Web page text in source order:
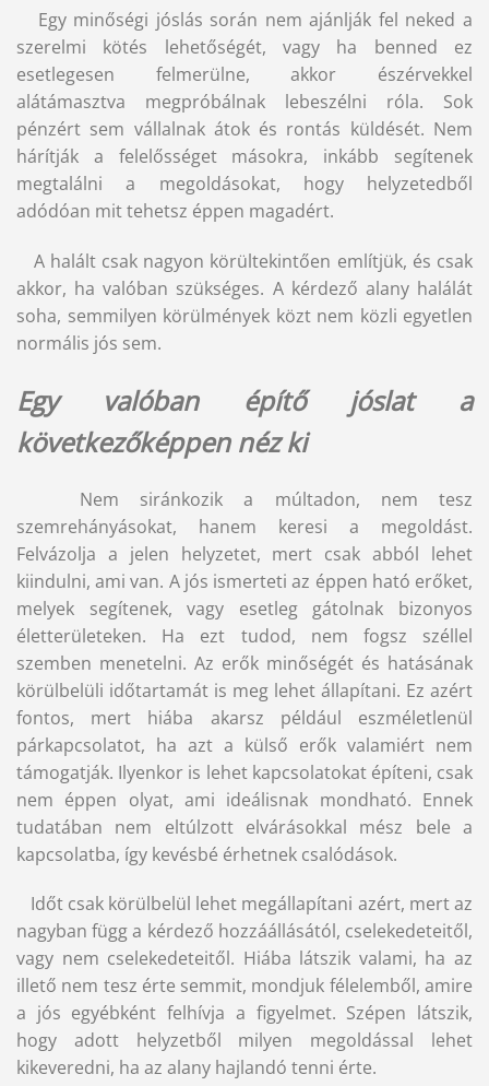
Egy minőségi jóslás során nem ajánlják fel neked a
szerelmi kötés lehetőségét, vagy ha benned ez
esetlegesen felmerülne, akkor észérvekkel
alátámasztva megpróbálnak lebeszélni róla. Sok
pénzért sem vállalnak átok és rontás küldését. Nem
hárítják a felelősséget másokra, inkább segítenek
megtalálni a megoldásokat, hogy helyzetedből
adódóan mit tehetsz éppen magadért.
A halált csak nagyon körültekintően említjük, és csak
akkor, ha valóban szükséges. A kérdező alany halálát
soha, semmilyen körülmények közt nem közli egyetlen
normális jós sem.
Egy valóban építő jóslat a
következőképpen néz ki
Nem siránkozik a múltadon, nem tesz
szemrehányásokat, hanem keresi a megoldást.
Felvázolja a jelen helyzetet, mert csak abból lehet
kiindulni, ami van. A jós ismerteti az éppen ható erőket,
melyek segítenek, vagy esetleg gátolnak bizonyos
életterületeken. Ha ezt tudod, nem fogsz széllel
szemben menetelni. Az erők minőségét és hatásának
körülbelüli időtartamát is meg lehet állapítani. Ez azért
fontos, mert hiába akarsz például eszméletlenül
párkapcsolatot, ha azt a külső erők valamiért nem
támogatják. Ilyenkor is lehet kapcsolatokat építeni, csak
nem éppen olyat, ami ideálisnak mondható. Ennek
tudatában nem eltúlzott elvárásokkal mész bele a
kapcsolatba, így kevésbé érhetnek csalódások.
Időt csak körülbelül lehet megállapítani azért, mert az
nagyban függ a kérdező hozzáállásától, cselekedeteitől,
vagy nem cselekedeteitől. Hiába látszik valami, ha az
illető nem tesz érte semmit, mondjuk félelemből, amire
a jós egyébként felhívja a figyelmet. Szépen látszik,
hogy adott helyzetből milyen megoldással lehet
kikeveredni, ha az alany hajlandó tenni érte.